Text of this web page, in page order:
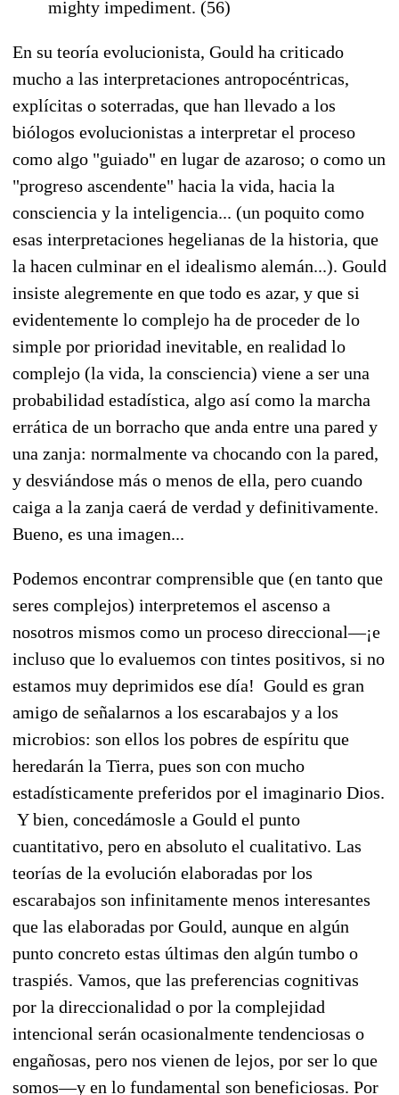
mighty impediment. (56)
En su teoría evolucionista, Gould ha criticado
mucho a las interpretaciones antropocéntricas,
explícitas o soterradas, que han llevado a los
biólogos evolucionistas a interpretar el proceso
como algo "guiado" en lugar de azaroso; o como un
"progreso ascendente" hacia la vida, hacia la
consciencia y la inteligencia... (un poquito como
esas interpretaciones hegelianas de la historia, que
la hacen culminar en el idealismo alemán...). Gould
insiste alegremente en que todo es azar, y que si
evidentemente lo complejo ha de proceder de lo
simple por prioridad inevitable, en realidad lo
complejo (la vida, la consciencia) viene a ser una
probabilidad estadística, algo así como la marcha
errática de un borracho que anda entre una pared y
una zanja: normalmente va chocando con la pared,
y desviándose más o menos de ella, pero cuando
caiga a la zanja caerá de verdad y definitivamente.
Bueno, es una imagen...
Podemos encontrar comprensible que (en tanto que
seres complejos) interpretemos el ascenso a
nosotros mismos como un proceso direccional—¡e
incluso que lo evaluemos con tintes positivos, si no
estamos muy deprimidos ese día! Gould es gran
amigo de señalarnos a los escarabajos y a los
microbios: son ellos los pobres de espíritu que
heredarán la Tierra, pues son con mucho
estadísticamente preferidos por el imaginario Dios.
Y bien, concedámosle a Gould el punto
cuantitativo, pero en absoluto el cualitativo. Las
teorías de la evolución elaboradas por los
escarabajos son infinitamente menos interesantes
que las elaboradas por Gould, aunque en algún
punto concreto estas últimas den algún tumbo o
traspiés. Vamos, que las preferencias cognitivas
por la direccionalidad o por la complejidad
intencional serán ocasionalmente tendenciosas o
engañosas, pero nos vienen de lejos, por ser lo que
somos—y en lo fundamental son beneficiosas. Por